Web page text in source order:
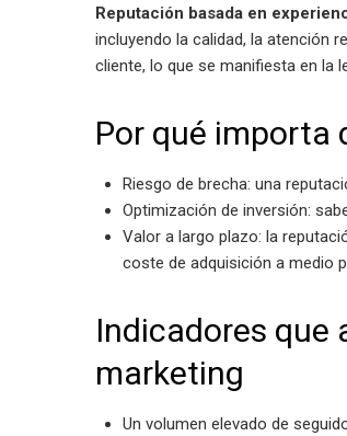
Reputación basada en
incluyendo la calidad, la atención
cliente, lo que se manifiesta en la
Por qué importa
Riesgo de brecha: una
Optimización de inversión:
Valor a largo plazo: la
coste de adquisición a medio
Indicadores que
marketing
Un volumen elevado de